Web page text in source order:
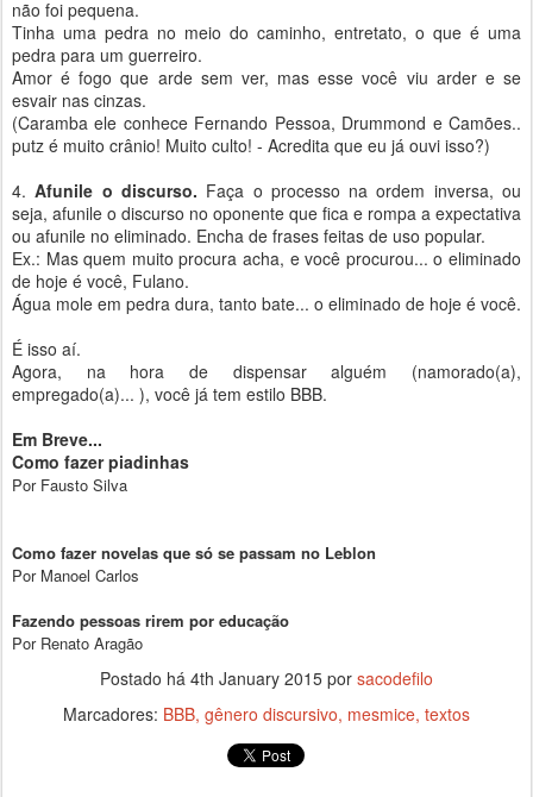
não foi pequena.
Tinha uma pedra no meio do caminho, entretato, o que é uma
pedra para um guerreiro.
Amor é fogo que arde sem ver, mas esse você viu arder e se
esvair nas cinzas.
(Caramba ele conhece Fernando Pessoa, Drummond e Camões..
putz é muito crânio! Muito culto! - Acredita que eu já ouvi isso?)
4.Afunile o discurso. Faça o processo na ordem inversa, ou
seja, afunile o discurso no oponente que fica e rompa a expectativa
ou afunile no eliminado. Encha de frases feitas de uso popular.
Ex.: Mas quem muito procura acha, e você procurou... o eliminado
de hoje é você, Fulano.
Água mole em pedra dura, tanto bate... o eliminado de hoje é você.
É isso aí.
Agora, na hora de dispensar alguém (namorado(a),
empregado(a)... ), você já tem estilo BBB.
Em Breve...
Como fazer piadinhas
Por Fausto Silva
Como fazer novelas que só se passam no Leblon
Por Manoel Carlos
Fazendo pessoas rirem por educação
Por Renato Aragão
Postado há 4th January 2015 por sacodefilo
Marcadores: BBB gênero discursivo mesmice textos